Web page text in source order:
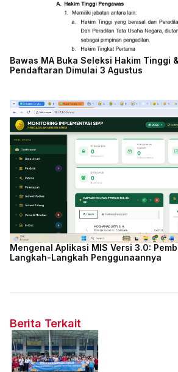
Bawas MA Buka Seleksi Hakim Tinggi
Pendaftaran Dimulai 3 Agustus
Mengenal Aplikasi MIS Versi 3.0:
Langkah-Langkah Penggunaannya
Berita Terkait